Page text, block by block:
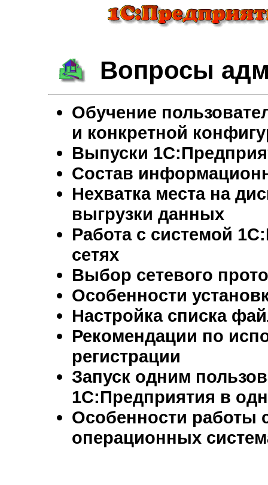
Вопросы
Обучение
и конкретной
Выпуски
Состав
Нехватка места на
выгрузки данных
Работа с системой
сетях
Выбор сетевого
Особенности
Настройка списка
Рекомендации по
регистрации
Запуск одним
1С:Предприятия в
Особенности работы
операционных